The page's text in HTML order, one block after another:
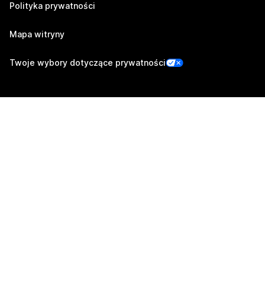
Polityka prywatności
Mapa witryny
Twoje wybory dotyczące prywatności